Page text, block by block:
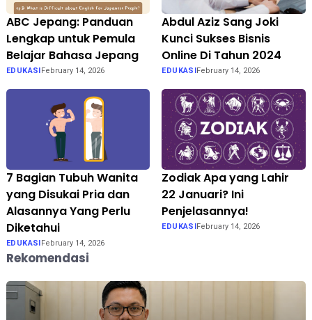
ABC Jepang: Panduan
Lengkap untuk Pemula
Belajar Bahasa Jepang
EDUKASI February 14, 2026
Abdul Aziz Sang Joki
Kunci Sukses Bisnis
Online Di Tahun 2024
EDUKASI February 14, 2026
7 Bagian Tubuh Wanita
yang Disukai Pria dan
Alasannya Yang Perlu
Diketahui
EDUKASI February 14, 2026
Zodiak Apa yang Lahir
22 Januari? Ini
Penjelasannya!
EDUKASI February 14, 2026
Rekomendasi